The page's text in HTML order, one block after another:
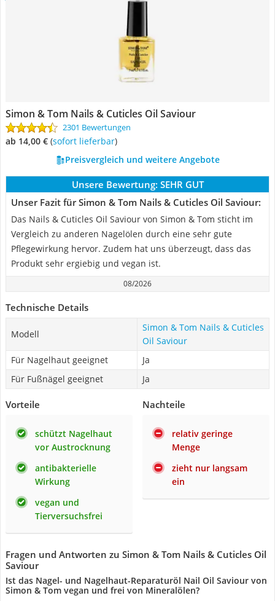
Simon & Tom Nails & Cuticles Oil Saviour
2301 Bewertungen
ab 14,00 € ( Sofort lieferbar)
Preisvergleich und weitere Angebote
Unsere Bewertung: SEHR GUT
Unser Fazit für Simon & Tom Nails & Cuticles Oil Saviour:
Das Nails & Cuticles Oil Saviour von Simon & Tom sticht im
Vergleich zu anderen Nagelölen durch eine sehr gute
Pflegewirkung hervor. Zudem hat uns überzeugt, dass das
Produkt sehr ergiebig und vegan ist.
08/2026
Technische Details
Modell
Simon & Tom Nails & Cuticles
Oil Saviour
Für Nagelhaut geeignet
Ja
Für Fußnägel geeignet
Ja
Vorteile
schützt Nagelhaut
vor Austrocknung
antibakterielle
Wirkung
vegan und
Tierversuchsfrei
Nachteile
relativ geringe
Menge
zieht nur langsam
ein
Fragen und Antworten zu Simon & Tom Nails & Cuticles Oil
Saviour
Ist das Nagel- und Nagelhaut-Reparaturöl Nail Oil Saviour von
Simon & Tom vegan und frei von Mineralölen?